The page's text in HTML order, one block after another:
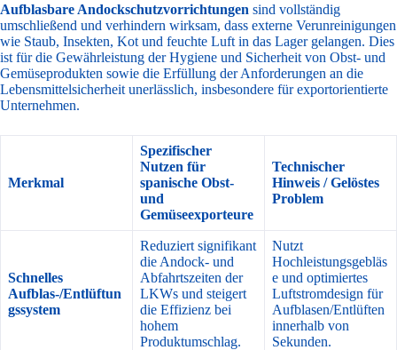
Aufblasbare Andockschutzvorrichtungen sind vollständig
umschließend und verhindern wirksam, dass externe Verunreinigungen
wie Staub, Insekten, Kot und feuchte Luft in das Lager gelangen. Dies
ist für die Gewährleistung der Hygiene und Sicherheit von Obst- und
Gemüseprodukten sowie die Erfüllung der Anforderungen an die
Lebensmittelsicherheit unerlässlich, insbesondere für exportorientierte
Unternehmen.
Merkmal
Spezifischer
Nutzen für
spanische Obst-
und
Gemüseexporteure
Technischer
Hinweis / Gelöstes
Problem
Schnelles
Aufblas-/Entlüftun
gssystem
Reduziert signifikant
die Andock- und
Abfahrtszeiten der
LKWs und steigert
die Effizienz bei
hohem
Produktumschlag.
Nutzt
Hochleistungsgebläs
e und optimiertes
Luftstromdesign für
Aufblasen/Entlüften
innerhalb von
Sekunden.